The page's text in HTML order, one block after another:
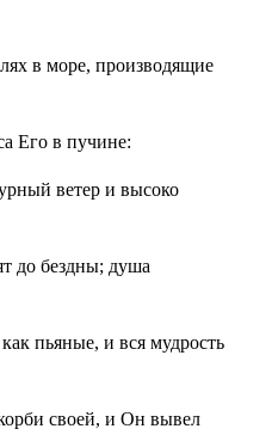
в море, производящие
Его в пучине:
ветер и высоко
до бездны; душа
пьяные, и вся мудрость
своей, и Он вывел